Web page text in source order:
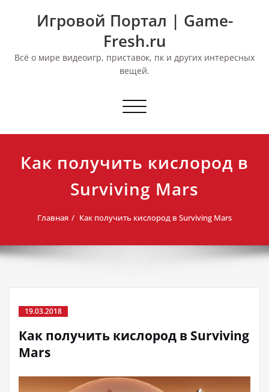
Игровой Портал | Game-
Fresh.ru
Всё о мире видеоигр, приставок, пк и других интересных
вещей.
Переключить
Как получить кислород в
Surviving Mars
Главная Как получить кислород в Surviving Mars
19.03.2018
Как получить кислород в Surviving
Mars